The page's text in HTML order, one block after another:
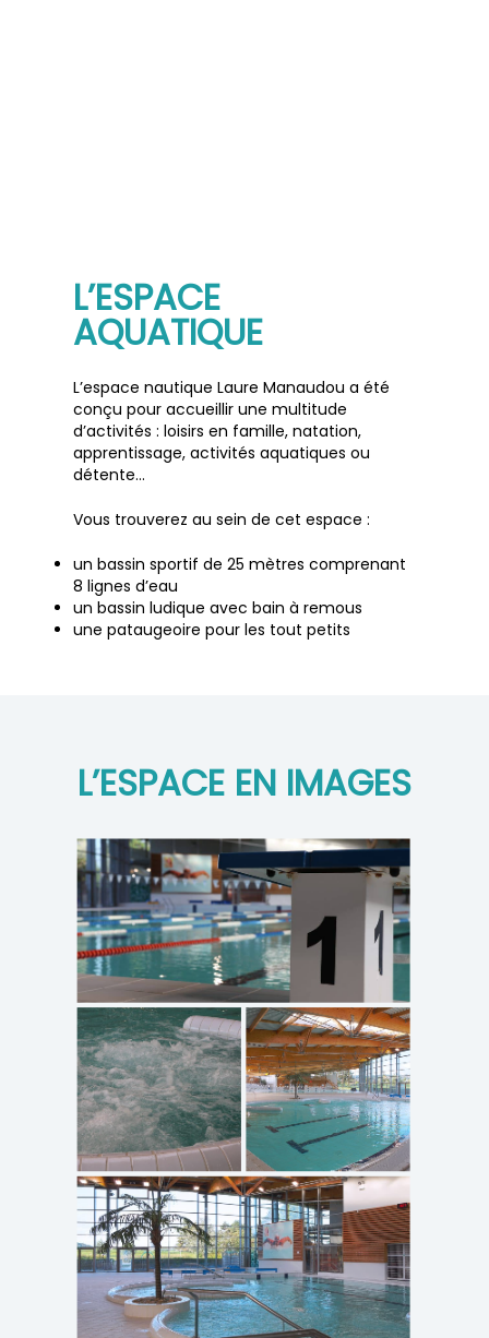
L’ESPACE
AQUATIQUE
L’espace nautique Laure Manaudou a été
conçu pour accueillir une multitude
d’activités : loisirs en famille, natation,
apprentissage, activités aquatiques ou
détente…
Vous trouverez au sein de cet espace :
un bassin sportif de 25 mètres comprenant
8 lignes d’eau
un bassin ludique avec bain à remous
une pataugeoire pour les tout petits
L’ESPACE EN IMAGES